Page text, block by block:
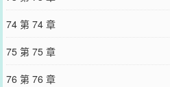
74 第 74 章
75 第 75 章
76 第 76 章